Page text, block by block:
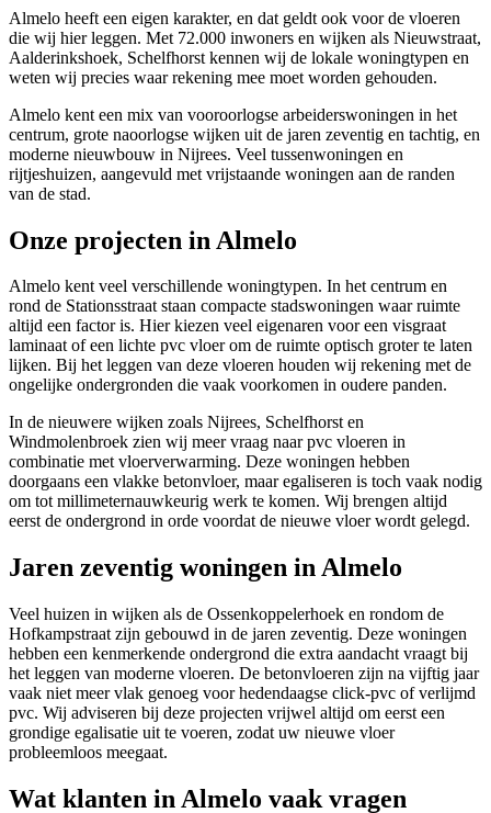
Almelo heeft een eigen karakter, en dat geldt ook voor de vloeren
die wij hier leggen. Met 72.000 inwoners en wijken als Nieuwstraat,
Aalderinkshoek, Schelfhorst kennen wij de lokale woningtypen en
weten wij precies waar rekening mee moet worden gehouden.
Almelo kent een mix van vooroorlogse arbeiderswoningen in het
centrum, grote naoorlogse wijken uit de jaren zeventig en tachtig, en
moderne nieuwbouw in Nijrees. Veel tussenwoningen en
rijtjeshuizen, aangevuld met vrijstaande woningen aan de randen
van de stad.
Onze projecten in Almelo
Almelo kent veel verschillende woningtypen. In het centrum en
rond de Stationsstraat staan compacte stadswoningen waar ruimte
altijd een factor is. Hier kiezen veel eigenaren voor een visgraat
laminaat of een lichte pvc vloer om de ruimte optisch groter te laten
lijken. Bij het leggen van deze vloeren houden wij rekening met de
ongelijke ondergronden die vaak voorkomen in oudere panden.
In de nieuwere wijken zoals Nijrees, Schelfhorst en
Windmolenbroek zien wij meer vraag naar pvc vloeren in
combinatie met vloerverwarming. Deze woningen hebben
doorgaans een vlakke betonvloer, maar egaliseren is toch vaak nodig
om tot millimeternauwkeurig werk te komen. Wij brengen altijd
eerst de ondergrond in orde voordat de nieuwe vloer wordt gelegd.
Jaren zeventig woningen in Almelo
Veel huizen in wijken als de Ossenkoppelerhoek en rondom de
Hofkampstraat zijn gebouwd in de jaren zeventig. Deze woningen
hebben een kenmerkende ondergrond die extra aandacht vraagt bij
het leggen van moderne vloeren. De betonvloeren zijn na vijftig jaar
vaak niet meer vlak genoeg voor hedendaagse click-pvc of verlijmd
pvc. Wij adviseren bij deze projecten vrijwel altijd om eerst een
grondige egalisatie uit te voeren, zodat uw nieuwe vloer
probleemloos meegaat.
Wat klanten in Almelo vaak vragen